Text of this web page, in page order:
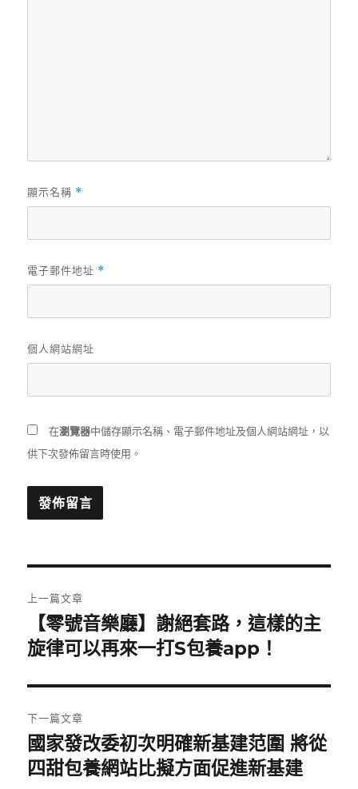
顯示名稱 *
電子郵件地址 *
個人網站網址
在瀏覽器中儲存顯示名稱、電子郵件地址及個人網站網址，以
供下次發佈留言時使用。
章
導
覽
上一篇文章
一
文
章:
【零號音樂廳】謝絕套路，這樣的主
旋律可以再來一打S包養app！
下一篇文章
下
一
國家發改委初次明確新基建范圍 將從
四甜包養網站比擬方面促進新基建